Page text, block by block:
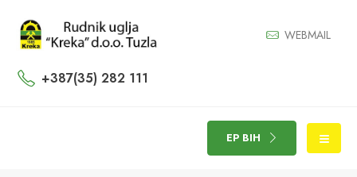
WEBMAIL
+387(35) 282 111
EP BIH